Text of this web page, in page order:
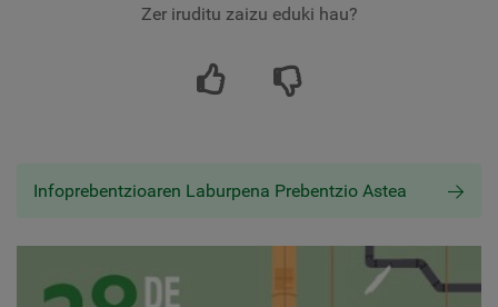
Zer iruditu zaizu eduki hau?
Infoprebentzioaren Laburpena Prebentzio Astea